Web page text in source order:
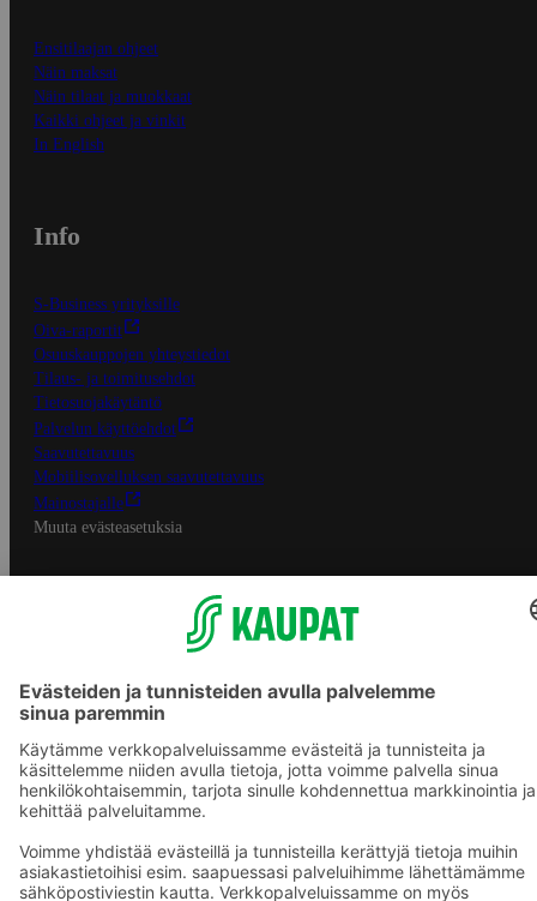
Ensitilaajan ohjeet
Näin maksat
Näin tilaat ja muokkaat
Kaikki ohjeet ja vinkit
In English
Info
S-Business yrityksille
Oiva-raportit
Osuuskauppojen yhteystiedot
Tilaus- ja toimitusehdot
Tietosuojakäytäntö
Palvelun käyttöehdot
Saavutettavuus
Mobiilisovelluksen saavutettavuus
Mainostajalle
Muuta evästeasetuksia
S-ryhmän palvelut
S-ryhmä
Asiakasomistajuus
Yhteishyvä Ruoka -sovellus
S-ostoslista -sovellus
Prisma.fi
Sokos.fi
S-Pankki
Yhteishyvä